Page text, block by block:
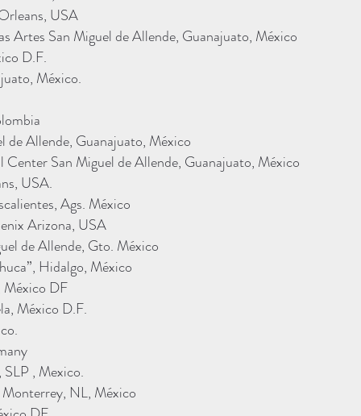
USA
Artes San Miguel de Allende, Guanajuato, México
D.F.
México.
de Allende, Guanajuato, México
San Miguel de Allende, Guanajuato, México
USA.
Ags. México
Arizona, USA
de Allende, Gto. México
Hidalgo, México
México DF
México D.F.
, Mexico.
NL, México